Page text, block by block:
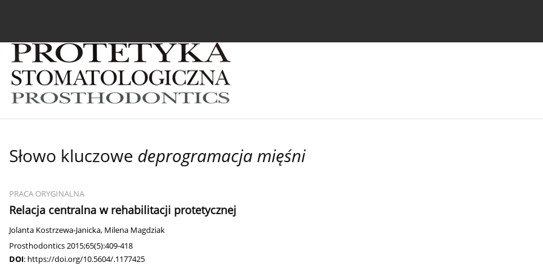
Słowo kluczowe deprogramacja mięśni
PRACA ORYGINALNA
Relacja centralna w rehabilitacji protetycznej
Jolanta Kostrzewa-Janicka, Milena Magdziak
Prosthodontics 2015;65(5):409-418
DOI: https://doi.org/10.5604/.1177425